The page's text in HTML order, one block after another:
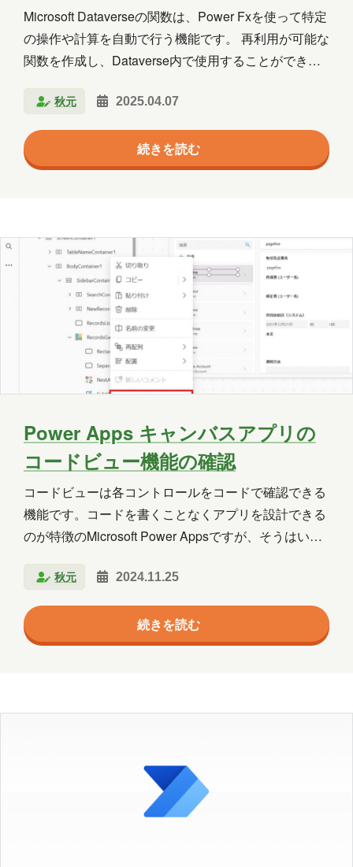
木村S
木村せつ 佐々木
田中
秋元
木村Y 進藤
Microsoft Dataverseの関数は、Power Fxを使って特定
の操作や計算を自動で行う機能です。 再利用が可能な
関数を作成し、Dataverse内で使用することができま
ました。 関数を作成する １．ソリューションに移動
し、「新規」→「自動化」→「関数」の順にクリック
し、入力フォームを表示します。 ２．新しい関数の
「表示名」と「説明」を入力します。 ３．「新しい入
力と同じく、出力パラメーターの「名前」の入力と
「データの種類」を選択します…
秋元 2025.04.07
続きを読む
Power Apps キャンバスアプリの
コードビュー機能の確認
コードビューは各コントロールをコードで確認できる
機能です。コードを書くことなくアプリを設計できる
のが特徴のMicrosoft Power Appsですが、そうはいっ
ビュー機能は本記事投稿時点でプレビュー機能です。
ご利用の際には最新の情報をご確認ください。 使い方
は、Power Apps Studioでアプリを開き、ツリービュ
ーまたは画面上のコントロールを右クリックし、「コ
便利そうです。 なお式にエラーがあってもコードビュ
秋元 2024.11.25
続きを読む